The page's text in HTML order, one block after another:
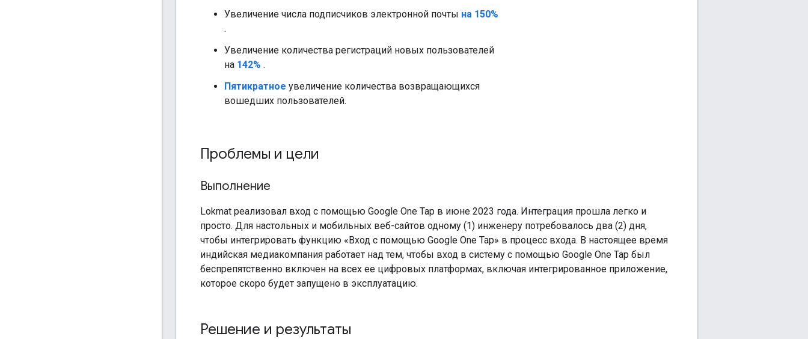
Увеличение числа подписчиков электронной почты на 150%
.
Увеличение количества регистраций новых пользователей
на 142% .
Пятикратное увеличение количества возвращающихся
вошедших пользователей.
Проблемы и цели
Выполнение
Lokmat реализовал вход с помощью Google One Tap в июне 2023 года. Интеграция прошла легко и
просто. Для настольных и мобильных веб-сайтов одному (1) инженеру потребовалось два (2) дня,
чтобы интегрировать функцию «Вход с помощью Google One Tap» в процесс входа. В настоящее время
индийская медиакомпания работает над тем, чтобы вход в систему с помощью Google One Tap был
беспрепятственно включен на всех ее цифровых платформах, включая интегрированное приложение,
которое скоро будет запущено в эксплуатацию.
Решение и результаты